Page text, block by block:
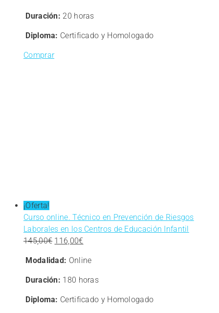
era:
Duración: 20 horas
Diploma: Certificado y Homologado
Comprar
¡Oferta!
Curso online. Técnico en Prevención de Riesgos
Laborales en los Centros de Educación Infantil
145,00€ El
original
era:
116,00€
actual
Modalidad: Online
Duración: 180 horas
Diploma: Certificado y Homologado